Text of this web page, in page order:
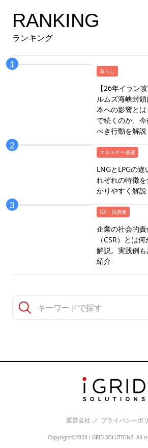
RANKING
ランキング
暮らし
【26年イラン
ルムズ海峡封
本への影響とは
で続くのか、
べき行動を解説
エネルギー基礎
LNGとLPGの違
れぞれの特徴
かりやすく解説
GX・脱炭素
企業の社会的
（CSR）とは
解説。実践例
紹介
運営会社 ／ プライバシーポ
Copyright©2020 i GRID SOLUTIONS. All